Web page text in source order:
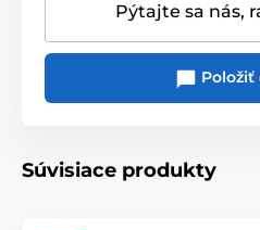
Pýtajte sa nás,
Položiť
Súvisiace produkty